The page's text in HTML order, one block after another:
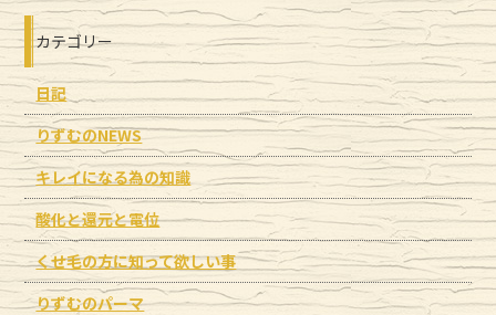
カテゴリー
日記
りずむのNEWS
キレイになる為の知識
酸化と還元と電位
くせ毛の方に知って欲しい事
りずむのパーマ